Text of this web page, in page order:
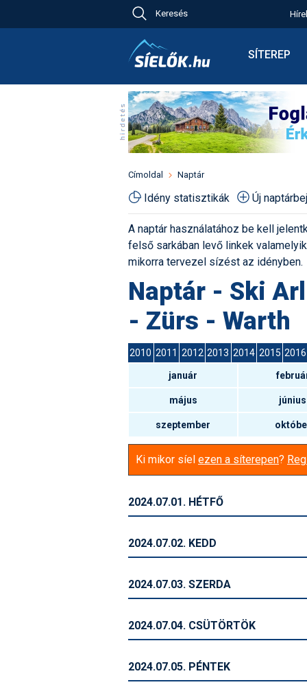
Keresés
SÍTEREP
Síbérletárak
Toplista
Havazás
Fotók
Címoldal Naptár
Idény statisztikák Új
A naptár használatához be kell
felső sarkában levő linkek
mikorra tervezel sízést az idényben.
Naptár - Ski
- Zürs - Warth
2010 2011 2012 2013 2014 2015 2016
január
május június
szeptember
Ki mikor síel ezen a síterepen?
2024.07.01. HÉTFŐ
2024.07.02. KEDD
2024.07.03. SZERDA
2024.07.04. CSÜTÖRTÖK
2024.07.05. PÉNTEK